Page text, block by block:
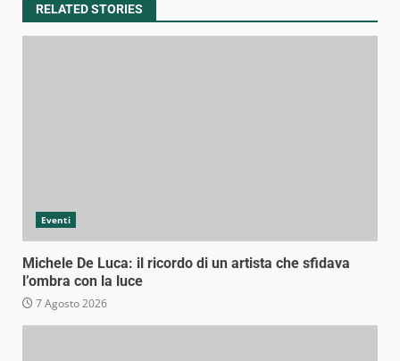
RELATED STORIES
Eventi
Michele De Luca: il ricordo di un artista che sfidava
l’ombra con la luce
7 Agosto 2026